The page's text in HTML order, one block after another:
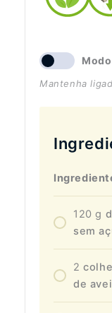
Mantenha
120 g
sem
2
de